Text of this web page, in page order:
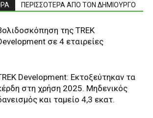
ΠΕΡΙΣΣΟΤΕΡΑ ΑΠΟ ΤΟΝ ΔΗΜΙΟΥΡΓΟ
της TREK
σε 4 εταιρείες
Development: Εκτοξεύτηκαν τα
στη χρήση 2025. Μηδενικός
και ταμείο 4,3 εκατ.